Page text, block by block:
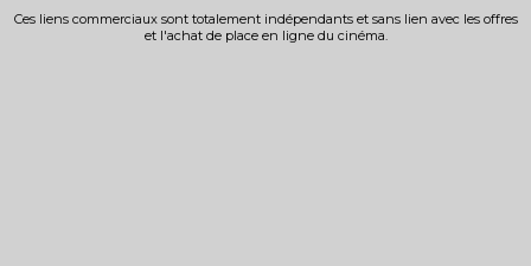
Ces liens commerciaux sont totalement indépendants et sans lien avec les offres
et l'achat de place en ligne du cinéma.